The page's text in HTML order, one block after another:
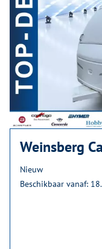
Weinsberg
Nieuw
Beschikbaar vanaf: